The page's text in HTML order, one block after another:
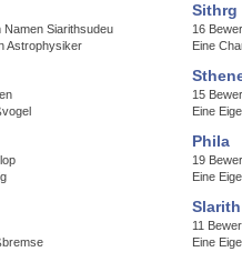
Siarithsudeu
Astrophysiker
Sithrg
16
Eine
15
Eine
Phila
19
Eine
Slarith
11
Eine